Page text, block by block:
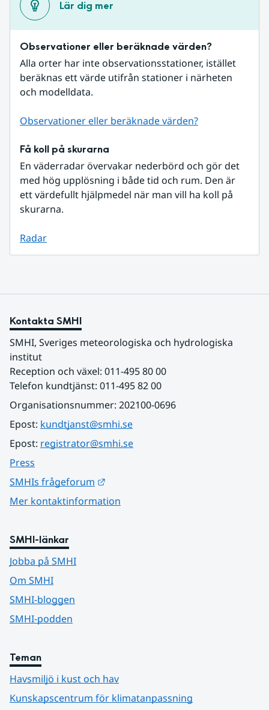
Lär dig mer
Observationer eller beräknade värden?
Alla orter har inte observationsstationer, istället
beräknas ett värde utifrån stationer i närheten
och modelldata.
Observationer eller beräknade värden?
Få koll på skurarna
En väderradar övervakar nederbörd och gör det
med hög upplösning i både tid och rum. Den är
ett värdefullt hjälpmedel när man vill ha koll på
skurarna.
Radar
Kontakta SMHI
SMHI, Sveriges meteorologiska och hydrologiska
institut
Reception och växel: 011-495 80 00
Telefon kundtjänst: 011-495 82 00
Organisationsnummer: 202100-0696
Epost: kundtjanst@smhi.se
Epost: registrator@smhi.se
Press
SMHIs frågeforum
Mer kontaktinformation
SMHI-länkar
Jobba på SMHI
Om SMHI
SMHI-bloggen
SMHI-podden
Teman
Havsmiljö i kust och hav
Kunskapscentrum för klimatanpassning